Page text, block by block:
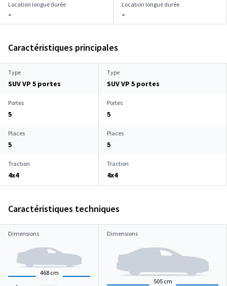
Location longue durée
–
Location longue durée
–
Caractéristiques principales
Type
SUV VP 5 portes
Type
SUV VP 5 portes
Portes
5
Portes
5
Places
5
Places
5
Traction
4x4
Traction
4x4
Caractéristiques techniques
Dimensions
468 cm
Dimensions
505 cm